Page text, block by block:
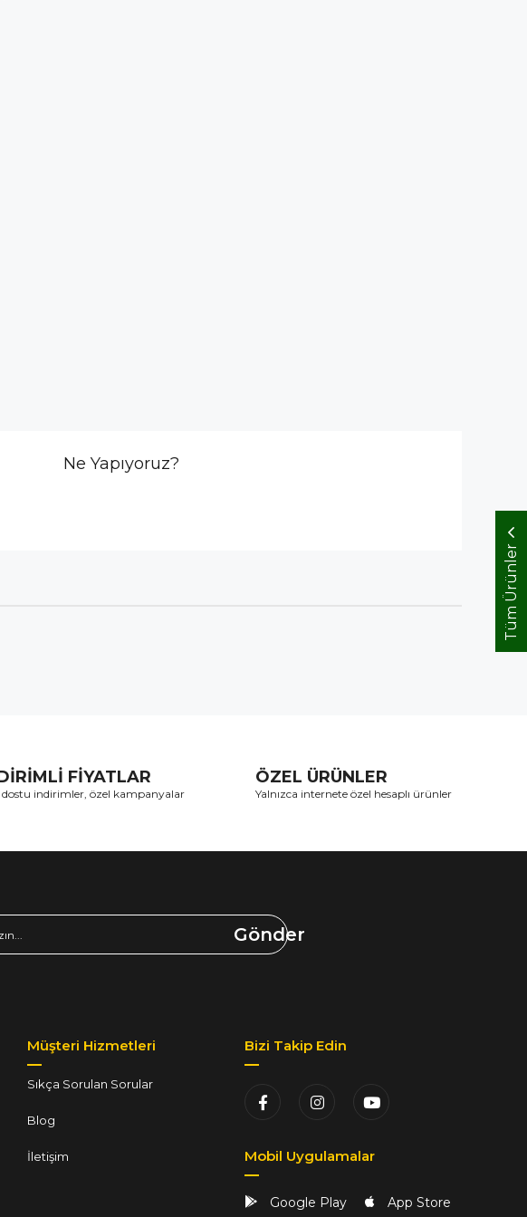
Tüm Ürünler
Ne Yapıyoruz?
FİYATLAR
dostu indirimler, özel kampanyalar
ÖZEL ÜRÜNLER
Yalnızca internete özel hesaplı ürünler
Gönder
Müşteri Hizmetleri
Sıkça Sorulan Sorular
Blog
İletişim
Bizi Takip Edin
Mobil Uygulamalar
Google Play App Store